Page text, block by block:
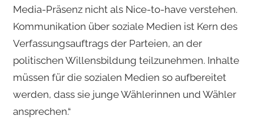
Media-Präsenz nicht als Nice-to-have verstehen.
Kommunikation über soziale Medien ist Kern des
Verfassungsauftrags der Parteien, an der
politischen Willensbildung teilzunehmen. Inhalte
müssen für die sozialen Medien so aufbereitet
werden, dass sie junge Wählerinnen und Wähler
ansprechen.“